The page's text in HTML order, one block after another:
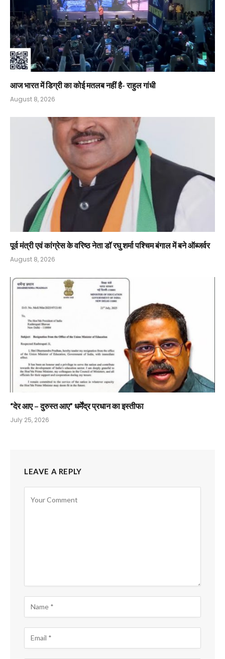
आज भारत में डिग्री का कोई मतलब नहीं है- राहुल गांधी
August 8, 2026
पूर्व मंत्री एवं कांग्रेस के वरिष्ठ नेता डॉ रघु शर्मा पश्चिम बंगाल में बने ऑब्जर्वर
August 8, 2026
“देर आए – दुरुस्त आए” धर्मेंद्र प्रधान का इस्तीफा
July 25, 2026
LEAVE A REPLY